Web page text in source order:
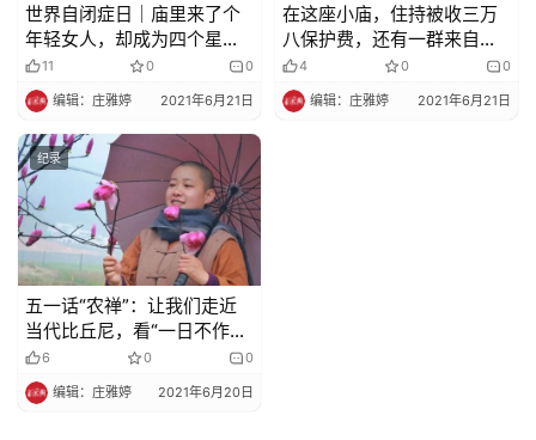
教
人
物
寺
院
巡
礼
视
频
纪
登录 注册
世界自闭症日｜庙里来了个
年轻女人，却成为四个星星
孩子的妈妈，她让一切变得
更美好
11 0 0
编辑：庄雅婷 2021年6月21日
在这座小庙，住持被收三万
八保护费，还有一群来自星
星的孩子
4 0 0
编辑：庄雅婷 2021年6月21日
纪录
五一话“农禅”：让我们走近
当代比丘尼，看“一日不作一
日不食”的农禅并重，竟然可
以这么美
6 0 0
编辑：庄雅婷 2021年6月20日